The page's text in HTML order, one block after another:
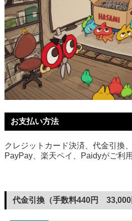
お支払い方法
クレジットカード決済、代金引換
PayPay、楽天ペイ、Paidyがご利
代金引換（手数料440円 33,000